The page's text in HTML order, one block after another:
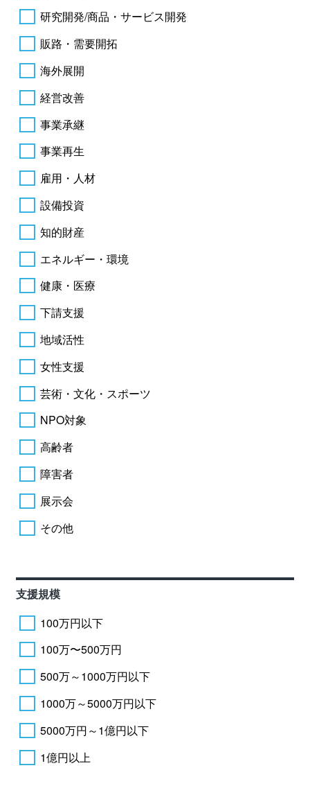
研究開発/商品・サービス開発
販路・需要開拓
海外展開
経営改善
事業承継
事業再生
雇用・人材
設備投資
知的財産
エネルギー・環境
健康・医療
下請支援
地域活性
女性支援
芸術・文化・スポーツ
NPO対象
高齢者
障害者
展示会
その他
支援規模
100万円以下
100万〜500万円
500万～1000万円以下
1000万～5000万円以下
5000万円～1億円以下
1億円以上